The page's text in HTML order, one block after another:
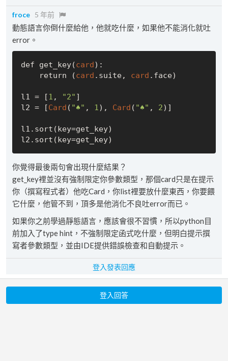
froce 5 年前
動態語言你倒什麼給他，他就吃什麼，如果他不能消化就吐
error。
def get_key(card):
    return (
card .suite, card .face)
l1 = [1 , "2" ]
l2 = [Card ( "♠" , 1 ), Card ( "♠" , 2)]
l1.sort(key=get_key)
你覺得最後兩句會出現什麼結果？
get_key裡並沒有強制限定你參數類型，那個card只是在提示
你（撰寫程式者）他吃Card，你list裡要放什麼東西，你要餵
它什麼，他管不到，頂多是他消化不良吐error而已。
如果你之前學過靜態語言，應該會很不習慣，所以python目
前加入了type hint，不強制限定函式吃什麼，但明白提示撰
寫者參數類型，並由IDE提供錯誤檢查和自動提示。
登入發表回應
登入回答